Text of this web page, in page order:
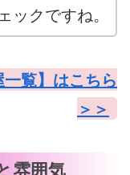
ックですね。
一覧】はこちら
＞＞
雰囲気